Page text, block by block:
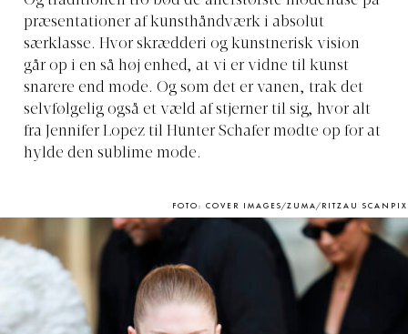
præsentationer af kunsthåndværk i absolut
særklasse. Hvor skrædderi og kunstnerisk vision
går op i en så høj enhed, at vi er vidne til kunst
snarere end mode. Og som det er vanen, trak det
selvfølgelig også et væld af stjerner til sig, hvor alt
fra Jennifer Lopez til Hunter Schafer mødte op for at
hylde den sublime mode.
FOTO: COVER IMAGES/ZUMA/RITZAU SCANPIX